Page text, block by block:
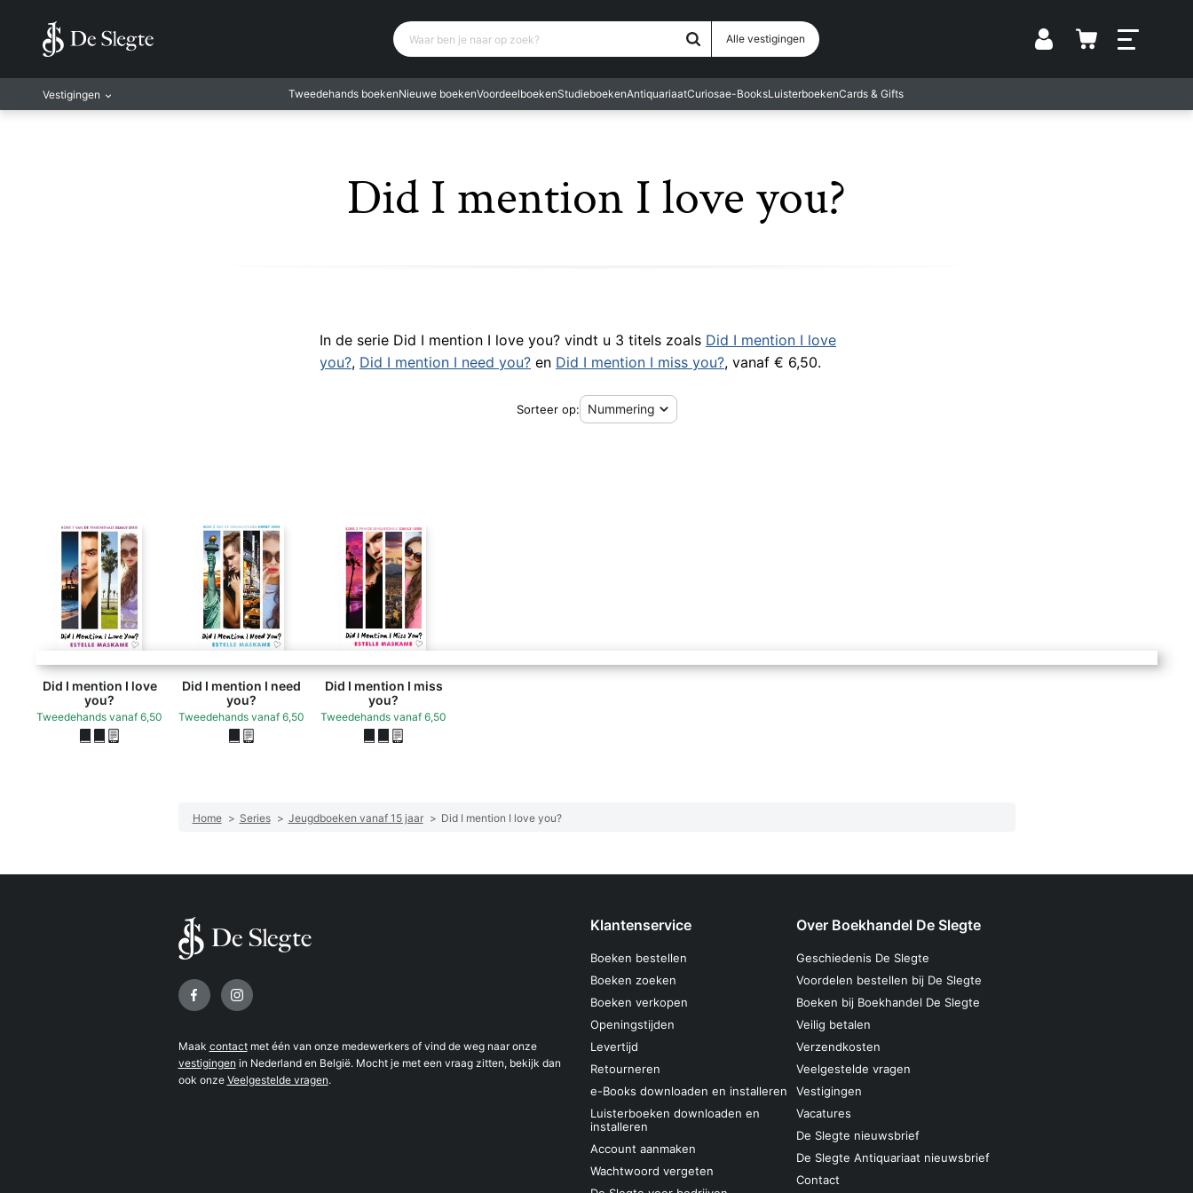
Alle vestigingen Vestiging
Waar ben je naar op zoek?
Tweedehands boekenNieuwe boekenVoordeelboekenStudieboekenAntiquariaatCuriosae-BooksLuisterboekenCards & Gifts
Vestigingen
Did I mention I love you?
In de serie Did I mention I love you? vindt u 3 titels zoals Did I mention I love
you?, Did I mention I need you? en Did I mention I miss you?, vanaf € 6,50.
Sorteer op:
Did I mention I love
you?
Tweedehands vanaf 6,50
Did I mention I need
you?
Tweedehands vanaf 6,50
Did I mention I miss
you?
Tweedehands vanaf 6,50
Home > Series > Jeugdboeken vanaf 15 jaar > Did I mention I love you?
Volg ons op
Maak contactmet één van onze medewerkers of vind de weg naar onze
vestigingen in Nederland en België. Mocht je met een vraag zitten, bekijk dan
ook onze Veelgestelde vragen.
Klantenservice
Boeken bestellen
Boeken zoeken
Boeken verkopen
Openingstijden
Levertijd
Retourneren
e-Books downloaden en installeren
Luisterboeken downloaden en
installeren
Account aanmaken
Wachtwoord vergeten
Over Boekhandel De Slegte
Geschiedenis De Slegte
Voordelen bestellen bij De Slegte
Boeken bij Boekhandel De Slegte
Veilig betalen
Verzendkosten
Veelgestelde vragen
Vestigingen
Vacatures
De Slegte nieuwsbrief
De Slegte Antiquariaat nieuwsbrief
Contact